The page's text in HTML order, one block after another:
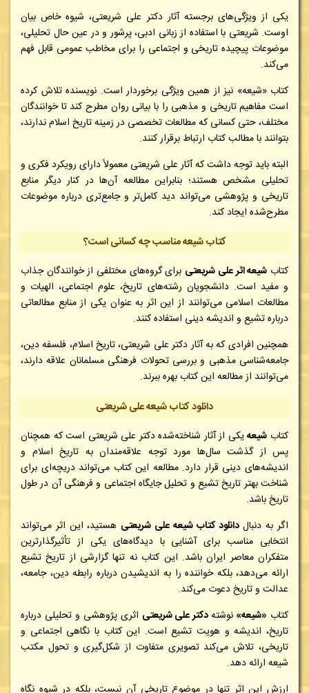
یکی از ویژگی‌های برجسته آثار دکتر علی شریعتی، شیوه خاص بیان
اوست. شریعتی با استفاده از زبانی ادبی، پرشور و در عین حال تحلیلی،
موضوعات پیچیده تاریخی و اجتماعی را برای مخاطب عمومی قابل فهم
می‌کند.
کتاب «شیعه» نیز از همین ویژگی برخوردار است. نویسنده تلاش کرده
است مفاهیم تاریخی و مذهبی را با بیانی روان مطرح کند تا خوانندگان
مختلف، حتی کسانی که مطالعات تخصصی در زمینه تاریخ اسلام ندارند،
بتوانند با مطالب کتاب ارتباط برقرار کنند.
البته باید توجه داشت که آثار علی شریعتی معمولاً دارای رویکرد فکری و
تحلیلی مشخص هستند؛ بنابراین مطالعه آن‌ها در کنار دیگر منابع
تاریخی و پژوهشی می‌تواند دید کامل‌تر و جامع‌تری درباره موضوعات
مطرح‌شده ایجاد کند.
کتاب شیعه مناسب چه کسانی است؟
کتاب شیعه اثر علی شریعتی برای گروه‌های مختلفی از خوانندگان جذاب
و مفید است. دانشجویان رشته‌های تاریخ، علوم اجتماعی، الهیات و
مطالعات اسلامی می‌توانند از این اثر به عنوان یکی از منابع مطالعاتی
درباره تشیع و اندیشه دینی استفاده کنند.
همچنین افرادی که به آثار دکتر علی شریعتی، تاریخ اسلام، فلسفه دین،
جامعه‌شناسی مذهبی و بررسی تحولات فرهنگی مسلمانان علاقه دارند،
می‌توانند از مطالعه این کتاب بهره ببرند.
دانلود کتاب شیعه علی شریعتی
کتاب شیعهیکی از آثار شناخته‌شده دکتر علی شریعتی است که همچنان
پس از گذشت سال‌ها مورد توجه علاقه‌مندان به تاریخ اسلام و
اندیشه‌های دینی قرار دارد. مطالعه این کتاب می‌تواند دریچه‌ای برای
شناخت بهتر تاریخ تشیع و تحلیل جایگاه اجتماعی و فرهنگی آن در طول
تاریخ باشد.
اگر به دنبالدانلود کتاب شیعه علی شریعتی هستید، این اثر می‌تواند
انتخابی مناسب برای آشنایی با دیدگاه‌های یکی از تأثیرگذارترین
متفکران معاصر ایران باشد. این کتاب نه تنها گزارشی از تاریخ تشیع
ارائه می‌دهد، بلکه خواننده را به اندیشیدن درباره رابطه دین، جامعه،
عدالت و تاریخ دعوت می‌کند.
کتاب «شیعه» نوشتهدکتر علی شریعتی اثری پژوهشی و تحلیلی درباره
تاریخ، اندیشه و هویت تشیع است. این کتاب با نگاهی اجتماعی و
تاریخی، تلاش می‌کند تصویری متفاوت از شکل‌گیری و تحول مکتب
شیعه ارائه دهد.
ارزش این اثر تنها در موضوع تاریخی آن نیست، بلکه در شیوه نگاه